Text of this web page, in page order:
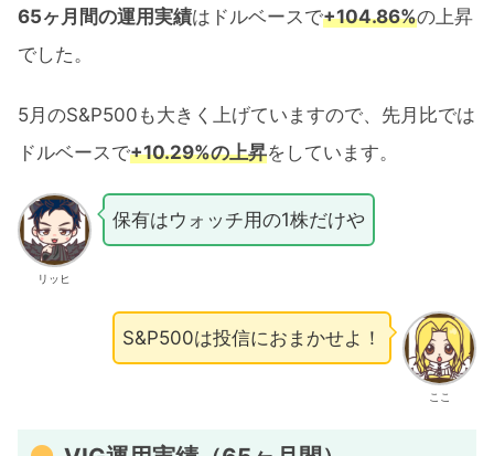
65ヶ月間の運用実績はドルベースで+104.86%の上昇
でした。
5月のS&P500も大きく上げていますので、先月比では
ドルベースで+10.29%の上昇をしています。
リッヒ
保有はウォッチ用の1株だけや
ここ
S&P500は投信におまかせよ！